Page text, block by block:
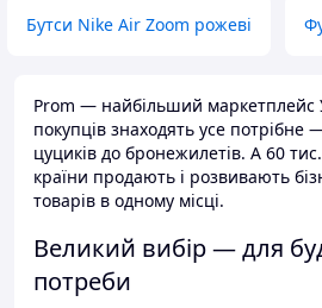
Бутси Nike Air Zoom рожеві
Prom — найбільший маркетплейс
покупців знаходять усе потрібне
цуциків до бронежилетів. А 60 тис.
країни продають і розвивають
товарів в одному місці.
Великий вибір — для
потреби